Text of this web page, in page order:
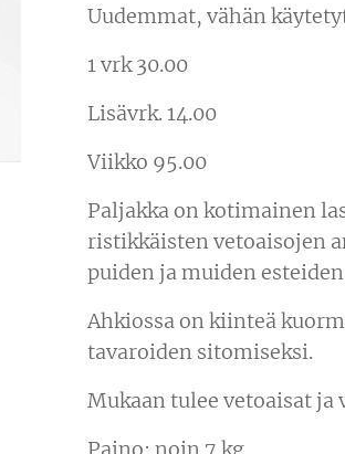
Uudemmat, vähän
1 vrk 30.00
Lisävrk. 14.00
Viikko 95.00
Paljakka on kotimainen
ristikkäisten vetoaisojen
puiden ja muiden
Ahkiossa on kiinteä
tavaroiden sitomiseksi.
Mukaan tulee vetoaisat ja